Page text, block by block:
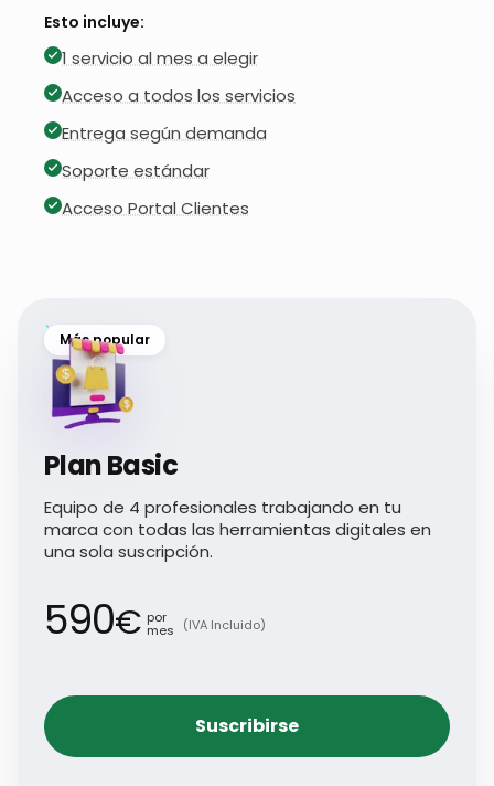
Esto incluye:
1 servicio al mes a elegir
Acceso a todos los servicios
Entrega según demanda
Soporte estándar
Acceso Portal Clientes
Más popular
Plan Basic
Equipo de 4 profesionales trabajando en tu
marca con todas las herramientas digitales en
una sola suscripción.
590€ por
mes (IVA Incluido)
Suscribirse